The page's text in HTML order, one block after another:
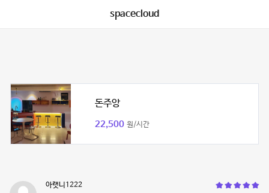
spacecloud
돈주앙
22,500 원/시간
아랫니1222